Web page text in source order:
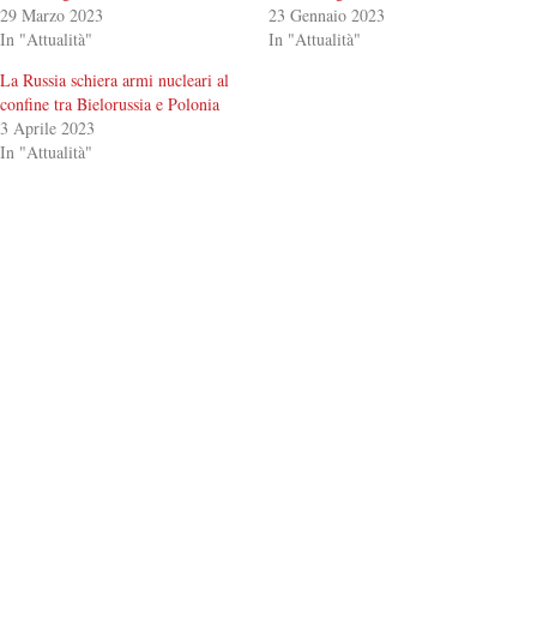
29 Marzo 2023
In "Attualità"
23 Gennaio 2023
In "Attualità"
La Russia schiera armi nucleari al
confine tra Bielorussia e Polonia
3 Aprile 2023
In "Attualità"